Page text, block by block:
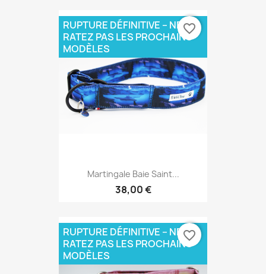
Martingale Baie Saint...
38,00 €
RUPTURE DÉFINITIVE – NE
RATEZ PAS LES PROCHAINS
MODÈLES
favorite_border
RUPTURE DÉFINITIVE – NE
RATEZ PAS LES PROCHAINS
MODÈLES
favorite_border